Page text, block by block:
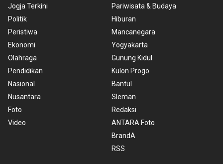
Jogja Terkini
Politik
Peristiwa
Ekonomi
Olahraga
Pendidikan
Nasional
Nusantara
Foto
Video
Pariwisata & Budaya
Hiburan
Mancanegara
Yogyakarta
Gunung Kidul
Kulon Progo
Bantul
Sleman
Redaksi
ANTARA Foto
BrandA
RSS